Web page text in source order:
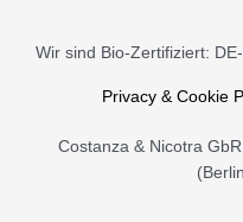
a
a
m
Wir sind Bio-Zertifiziert:
Privacy & Cookie
Costanza & Nicotra